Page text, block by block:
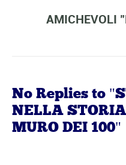
AMICHEVOLI
No Replies to
NELLA
MURO DEI 100"